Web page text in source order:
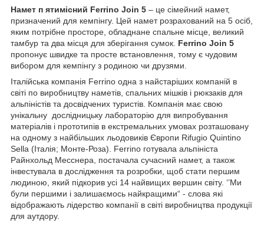
Намет п ятимісний Ferrino Join 5 – це сімейний намет,
призначений для кемпінгу. Цей намет розрахований на 5 осіб,
яким потрібне просторе, обладнане спальне місце, великий
тамбур та два місця для зберігання сумок. Ferrino Join 5
пропонує швидке та просте встановлення, тому є чудовим
вибором для кемпінгу з родиною чи друзями.
Італійська компанія Ferrino одна з найстаріших компаній в
світі по виробництву наметів, спальних мішків і рюкзаків для
альпіністів та досвідчених туристів. Компанія має свою
унікальну дослідницьку лабораторію для випробування
матеріалів і прототипів в екстремальних умовах розташовану
на одному з найбільших льодовиків Європи Rifugio Quintino
Sella (Італія; Монте-Роза). Ferrino готувала альпініста
Райнхольд Месснера, постачала сучасний намет, а також
інвестувала в дослідження та розробки, щоб стати першим
людиною, який підкорив усі 14 найвищих вершин світу. ‘’Ми
були першими і залишаємось найкращими“ - слова які
відображають лідерство компанії в світі виробництва продукції
для аутдору.